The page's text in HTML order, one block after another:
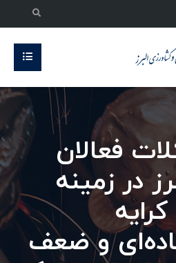
فعالان
در زمینه
و ضعف